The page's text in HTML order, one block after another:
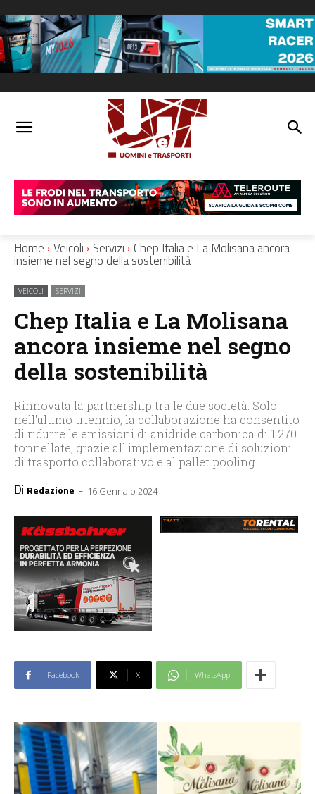
Home Veicoli Servizi Chep Italia e La Molisana ancora
insieme nel segno della sostenibilità
VEICOLI SERVIZI
Chep Italia e La Molisana
ancora insieme nel segno
della sostenibilità
Rinnovata la partnership tra le due società. Solo
nell'ultimo triennio, la collaborazione ha consentito
di ridurre le emissioni di anidride carbonica di 1.270
tonnellate, grazie all'implementazione di soluzioni
di trasporto collaborativo e al pallet pooling
Di Redazione - 16 Gennaio 2024
Facebook X WhatsApp